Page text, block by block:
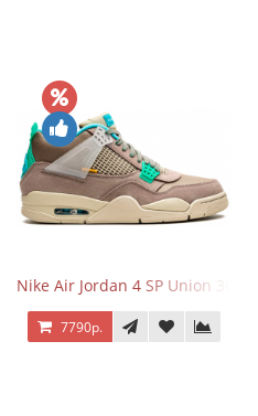
Nike Air Jordan 4 SP Union 30th
7790р.